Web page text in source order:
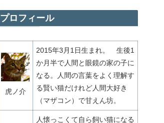
プロフィール
虎ノ介
2015年3月1日生まれ。 生後1
か月半で人間と眼鏡の家の子に
なる。人間の言葉をよく理解す
る賢い猫だけれど人間大好き
（マザコン）で甘えん坊。
人懐っこくて自ら飼い猫になる